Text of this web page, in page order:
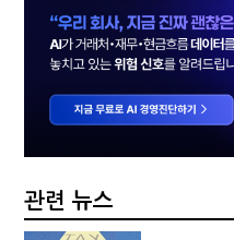
관련 뉴스